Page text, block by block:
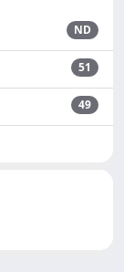
ND
51
49